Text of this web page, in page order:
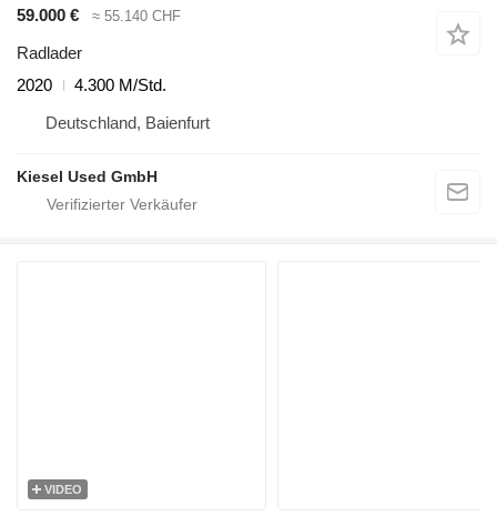
59.000 €
≈ 55.140 CHF
Radlader
2020
4.300 M/Std.
Deutschland, Baienfurt
Kiesel Used GmbH
VIDEO